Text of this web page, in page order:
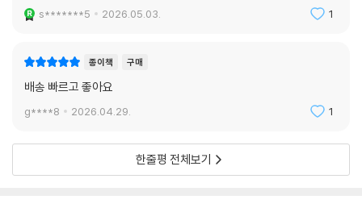
s*******5 2026.05.03. 1
종이책 구매
배송 빠르고 좋아요
g****8 2026.04.29. 1
한줄평 전체보기